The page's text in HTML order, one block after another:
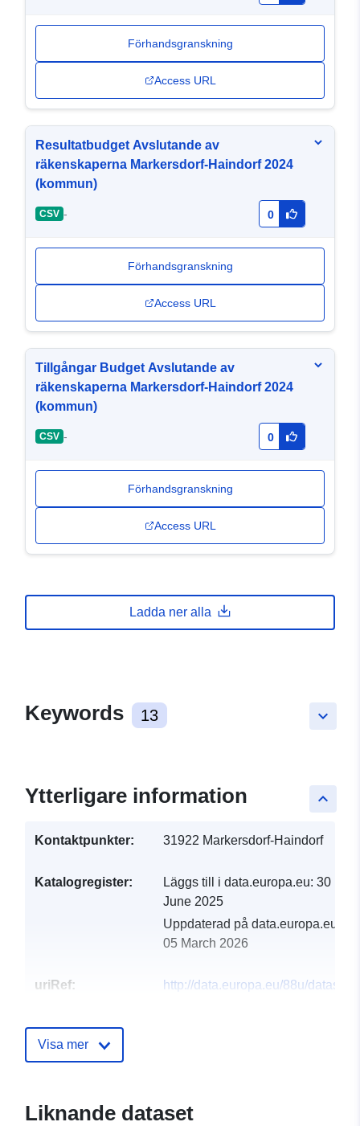
Förhandsgranskning
Access URL
Resultatbudget Avslutande av
räkenskaperna Markersdorf-Haindorf 2024
(kommun)
CSV - 0
Förhandsgranskning
Access URL
Tillgångar Budget Avslutande av
räkenskaperna Markersdorf-Haindorf 2024
(kommun)
CSV - 0
Förhandsgranskning
Access URL
Ladda ner alla
keyboard_arrow_down
Keywords 13
keyboard_arrow_up
Ytterligare information
Kontaktpunkter: 31922 Markersdorf-Haindorf
Katalogregister: Läggs till i data.europa.eu: 30
June 2025
Uppdaterad på data.europa.eu:
05 March 2026
uriRef:
http://data.europa.eu/88u/
Visa mer
Liknande dataset